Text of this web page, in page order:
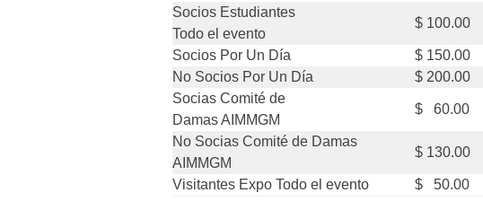
Socios Estudiantes
Todo el evento
$ 100.00
Socios Por Un Día $ 150.00
No Socios Por Un Día
$ 200.00
Socias Comité de
Damas AIMMGM
$ 60.00
No Socias Comité de Damas
AIMMGM
$ 130.00
Visitantes Expo Todo el evento $ 50.00